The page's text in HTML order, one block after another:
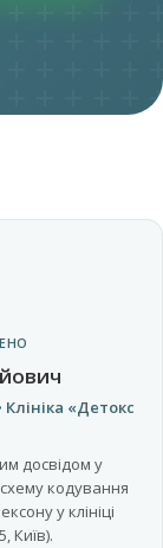
Клініка «Детокс
досвідом у
схему кодування
у клініці
Київ).